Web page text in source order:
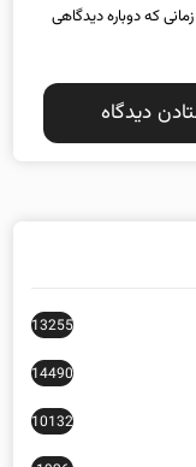
14490
10132
1926